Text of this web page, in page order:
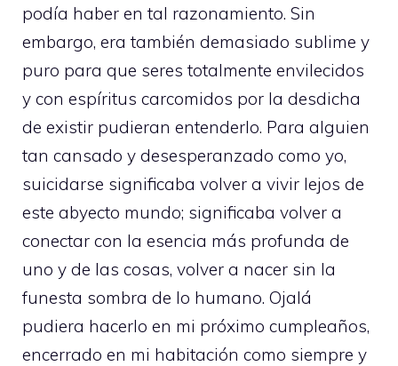
podía haber en tal razonamiento. Sin
embargo, era también demasiado sublime y
puro para que seres totalmente envilecidos
y con espíritus carcomidos por la desdicha
de existir pudieran entenderlo. Para alguien
tan cansado y desesperanzado como yo,
suicidarse significaba volver a vivir lejos de
este abyecto mundo; significaba volver a
conectar con la esencia más profunda de
uno y de las cosas, volver a nacer sin la
funesta sombra de lo humano. Ojalá
pudiera hacerlo en mi próximo cumpleaños,
encerrado en mi habitación como siempre y